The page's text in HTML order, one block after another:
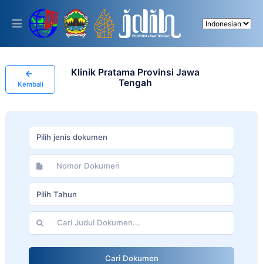
This
includes
accessibility
Kembali
Klinik Pratama Provinsi Jawa
Tengah
Pilih jenis dokumen
Pilih Tahun
Cari Dokumen